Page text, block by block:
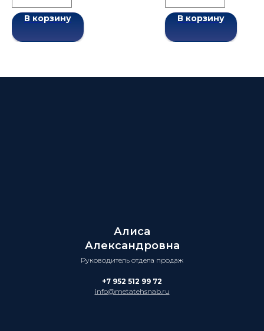
В корзину В корзину
Алиса
Александровна
Руководитель отдела продаж
+7 952 512 99 72
info@metatehsnab.ru